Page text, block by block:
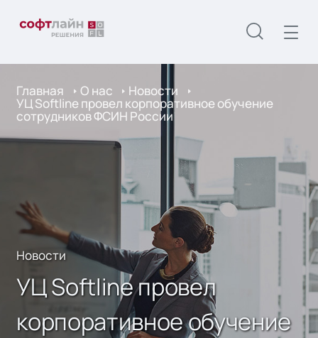
Главная О нас Новости
УЦ Softline провел корпоративное обучение
сотрудников ФСИН России
Новости
УЦ Softline провел
корпоративное обучение